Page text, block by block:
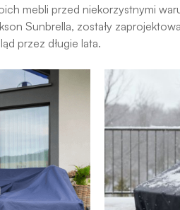
mebli przed niekorzystnymi
Sunbrella, zostały
przez długie lata.